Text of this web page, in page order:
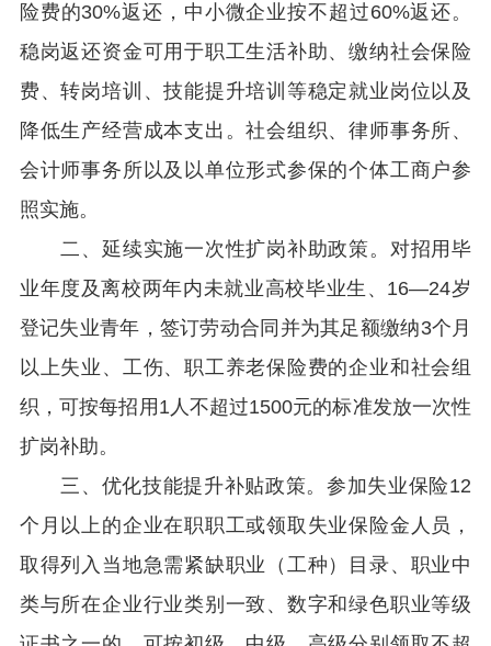
险费的30%返还，中小微企业按不超过60%返还。
稳岗返还资金可用于职工生活补助、缴纳社会保险
费、转岗培训、技能提升培训等稳定就业岗位以及
降低生产经营成本支出。社会组织、律师事务所、
会计师事务所以及以单位形式参保的个体工商户参
照实施。
二、延续实施一次性扩岗补助政策。对招用毕
业年度及离校两年内未就业高校毕业生、16—24岁
登记失业青年，签订劳动合同并为其足额缴纳3个月
以上失业、工伤、职工养老保险费的企业和社会组
织，可按每招用1人不超过1500元的标准发放一次性
扩岗补助。
三、优化技能提升补贴政策。参加失业保险12
个月以上的企业在职职工或领取失业保险金人员，
取得列入当地急需紧缺职业（工种）目录、职业中
类与所在企业行业类别一致、数字和绿色职业等级